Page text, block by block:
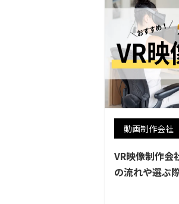
動画制作会社
VR映像制作会
の流れや選ぶ